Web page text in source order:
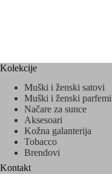
Kolekcije
Muški i ženski satovi
Muški i ženski parfemi
Načare za sunce
Aksesoari
Kožna galanterija
Tobacco
Brendovi
Kontakt